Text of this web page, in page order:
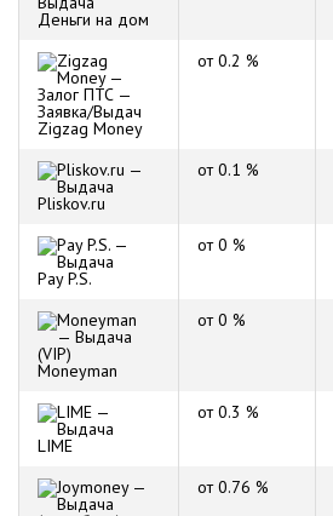
Деньги на дом
Zigzag Money
от 0.2 %
Pliskov.ru
от 0.1 %
Pay P.S.
от 0 %
Moneyman
от 0 %
LIME
от 0.3 %
от 0.76 %